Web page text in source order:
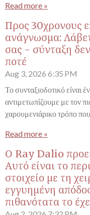
Read more »
Προς 30χρονους
ανάγνωσμα:
σας - σύνταξη
ποτέ
Aug 3, 2026 6:35 PM
Το συνταξιοδοτικό είναι
αντιμετωπίζουμε με τον
χαρουμενιάρικο τρόπο
Read more »
Ο Ray Dalio
Αυτό είναι το
στοιχείο με τη
εγγυημένη
πιθανότατα το